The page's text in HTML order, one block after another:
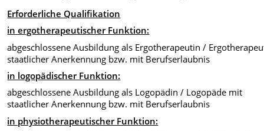
Erforderliche Qualifikation
in ergotherapeutischer Funktion:
abgeschlossene Ausbildung als Ergotherapeutin /
staatlicher Anerkennung bzw. mit Berufserlaubnis
in logopädischer Funktion:
abgeschlossene Ausbildung als Logopädin / Logopäde mit
staatlicher Anerkennung bzw. mit Berufserlaubnis
in physiotherapeutischer Funktion: